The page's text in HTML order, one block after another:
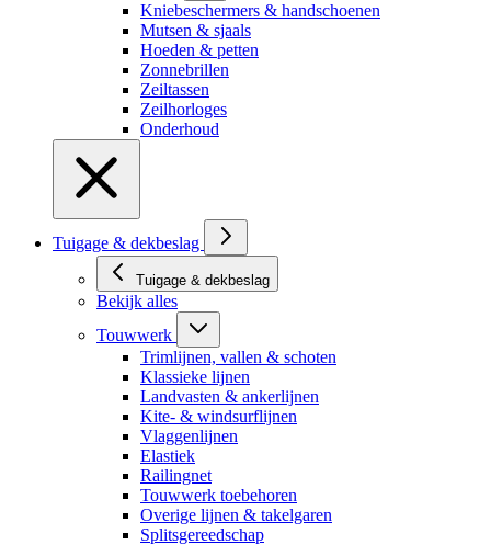
Kniebeschermers & handschoenen
Mutsen & sjaals
Hoeden & petten
Zonnebrillen
Zeiltassen
Zeilhorloges
Onderhoud
Tuigage & dekbeslag
Tuigage & dekbeslag
Bekijk alles
Touwwerk
Trimlijnen, vallen & schoten
Klassieke lijnen
Landvasten & ankerlijnen
Kite- & windsurflijnen
Vlaggenlijnen
Elastiek
Railingnet
Touwwerk toebehoren
Overige lijnen & takelgaren
Splitsgereedschap